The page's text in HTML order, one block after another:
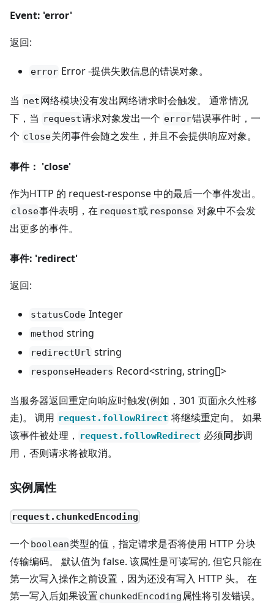
Event: 'error'
返回:
error Error -提供失败信息的错误对象。
当 net网络模块没有发出网络请求时会触发。 通常情况
下，当 request请求对象发出一个 error错误事件时，一
个 close关闭事件会随之发生，并且不会提供响应对象。
事件： 'close'
作为HTTP 的 request-response 中的最后一个事件发出。
close事件表明，在 request或 response 对象中不会发
出更多的事件。
事件: 'redirect'
返回:
statusCode Integer
method string
redirectUrl string
responseHeaders Record<string, string[]>
当服务器返回重定向响应时触发(例如，301 页面永久性移
走)。 调用 request.followRirect 将继续重定向。 如果
该事件被处理，
request.followRedirect 必须同步调
用，否则请求将被取消。
实例属性
request.chunkedEncoding
一个 boolean类型的值，指定请求是否将使用 HTTP 分块
传输编码。 默认值为 false. 该属性是可读写的, 但它只能在
第一次写入操作之前设置，因为还没有写入 HTTP 头。 在
第一写入后如果设置 chunkedEncoding 属性将引发错误。